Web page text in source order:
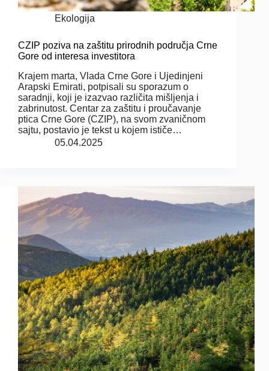
Ekologija
CZIP poziva na zaštitu prirodnih područja Crne
Gore od interesa investitora
Krajem marta, Vlada Crne Gore i Ujedinjeni
Arapski Emirati, potpisali su sporazum o
saradnji, koji je izazvao različita mišljenja i
zabrinutost. Centar za zaštitu i proučavanje
ptica Crne Gore (CZIP), na svom zvaničnom
sajtu, postavio je tekst u kojem ističe…
05.04.2025